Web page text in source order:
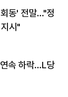
동' 전말…"정
시"
속 하락…L당